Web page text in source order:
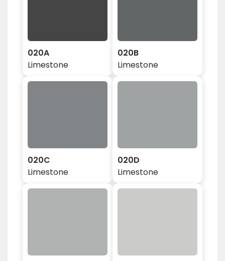
020A
Limestone
020B
Limestone
020C
Limestone
020D
Limestone